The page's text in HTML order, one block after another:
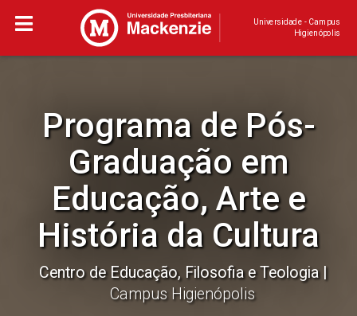
Universidade - Campus
Higienópolis
Programa de Pós-
Graduação em
Educação, Arte e
História da Cultura
Centro de Educação, Filosofia e Teologia
Campus Higienópolis